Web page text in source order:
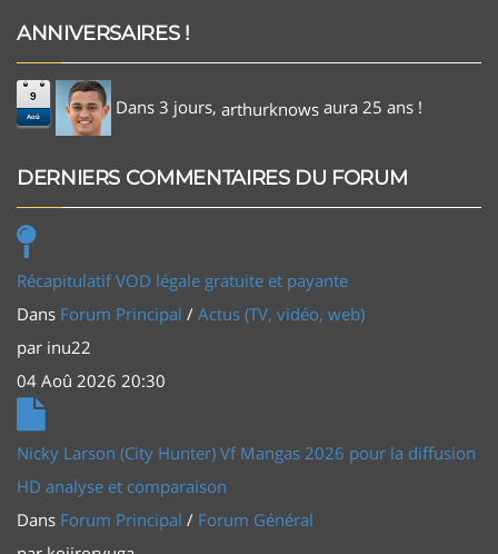
ANNIVERSAIRES !
9
Aoû Dans 3 jours, arthurknows aura 25 ans !
DERNIERS COMMENTAIRES DU FORUM
Récapitulatif VOD légale gratuite et payante
Dans Forum Principal / Actus (TV, vidéo, web)
par inu22
04 Aoû 2026 20:30
Nicky Larson (City Hunter) Vf Mangas 2026 pour la diffusion
HD analyse et comparaison
Dans Forum Principal / Forum Général